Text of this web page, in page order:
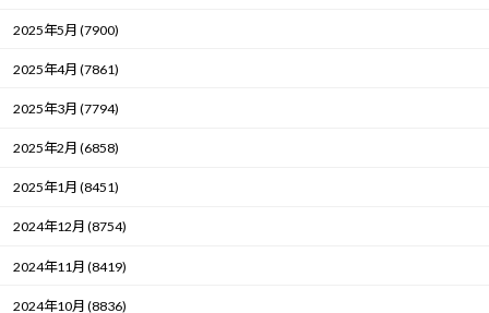
2025年5月 (7900)
2025年4月 (7861)
2025年3月 (7794)
2025年2月 (6858)
2025年1月 (8451)
2024年12月 (8754)
2024年11月 (8419)
2024年10月 (8836)